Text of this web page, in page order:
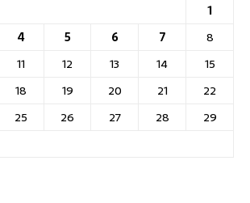
1
4 5 6 7
8
11 12 13 14
15
18 19 20 21
22
25 26 27 28
29